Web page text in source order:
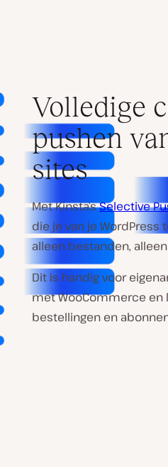
Volledige
pushen
sites
Met Kinsta’sSelective
die je van je WordPress
alleen bestanden,
Dit is handig voor
met WooCommerce
bestellingen en